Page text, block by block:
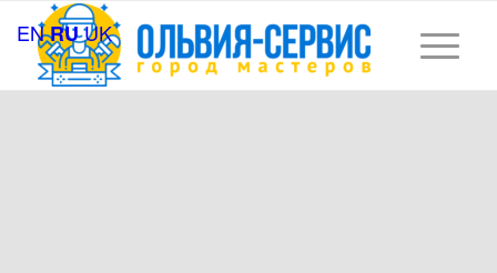
ENRUUK